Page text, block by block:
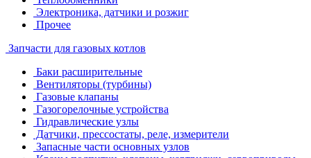
Электроника, датчики и розжиг
Прочее
Запчасти для газовых котлов
Баки расширительные
Вентиляторы (турбины)
Газовые клапаны
Газогорелочные устройства
Гидравлические узлы
Датчики, прессостаты, реле, измерители
Запасные части основных узлов